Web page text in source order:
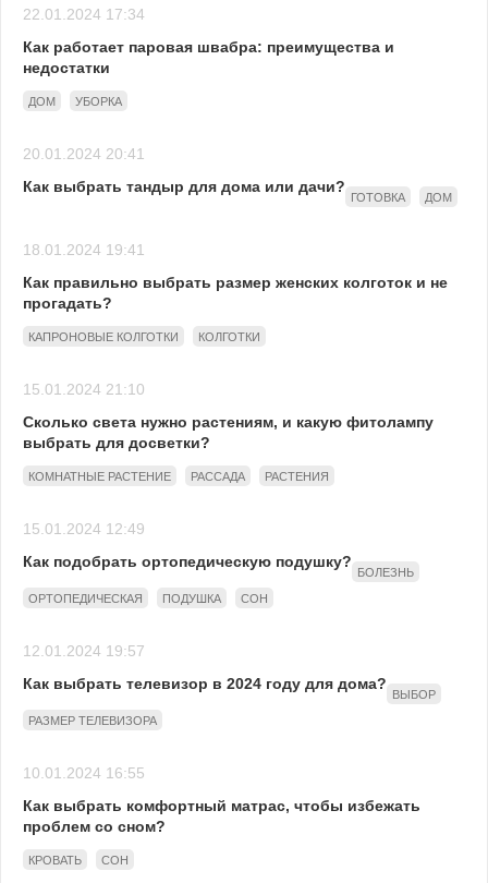
22.01.2024 17:34
Как работает паровая швабра: преимущества и
недостатки
ДОМ УБОРКА
20.01.2024 20:41
Как выбрать тандыр для дома или дачи?
ГОТОВКА ДОМ
18.01.2024 19:41
Как правильно выбрать размер женских колготок и не
прогадать?
КАПРОНОВЫЕ КОЛГОТКИ КОЛГОТКИ
15.01.2024 21:10
Сколько света нужно растениям, и какую фитолампу
выбрать для досветки?
КОМНАТНЫЕ РАСТЕНИЕ РАССАДА РАСТЕНИЯ
15.01.2024 12:49
Как подобрать ортопедическую подушку?
БОЛЕЗНЬ
ОРТОПЕДИЧЕСКАЯ
ПОДУШКА СОН
12.01.2024 19:57
Как выбрать телевизор в 2024 году для дома?
ВЫБОР
РАЗМЕР ТЕЛЕВИЗОРА
10.01.2024 16:55
Как выбрать комфортный матрас, чтобы избежать
проблем со сном?
КРОВАТЬ СОН